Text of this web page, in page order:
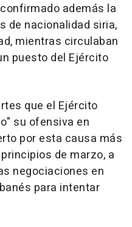
además la
de nacionalidad siria,
mientras circulaban
puesto del Ejército
que el Ejército
su ofensiva en
por esta causa más
de marzo, a
negociaciones en
para intentar